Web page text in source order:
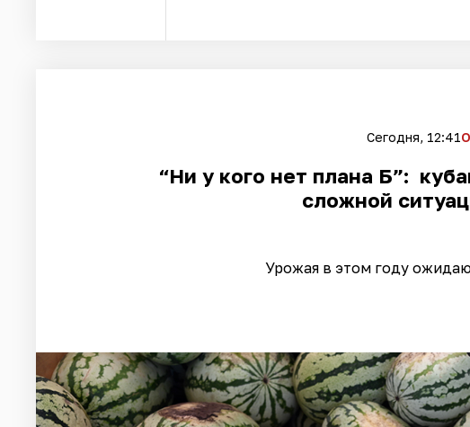
Сегодня, 12:41
“Ни у кого нет плана Б”:
сложной
Урожая в этом году